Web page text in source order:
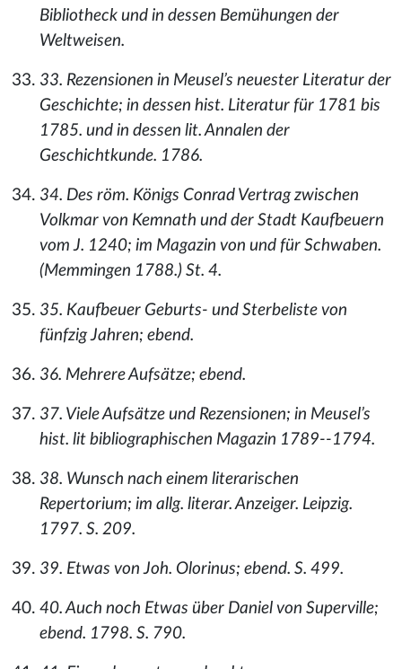
Bibliotheck und in dessen Bemühungen der
Weltweisen.
33. Rezensionen in Meusel’s neuester Literatur der
Geschichte; in dessen hist. Literatur für 1781 bis
1785. und in dessen lit. Annalen der
Geschichtkunde. 1786.
34. Des röm. Königs Conrad Vertrag zwischen
Volkmar von Kemnath und der Stadt Kaufbeuern
vom J. 1240; im Magazin von und für Schwaben.
(Memmingen 1788.) St. 4.
35. Kaufbeuer Geburts- und Sterbeliste von
fünfzig Jahren; ebend.
36. Mehrere Aufsätze; ebend.
37. Viele Aufsätze und Rezensionen; in Meusel’s
hist. lit bibliographischen Magazin 1789--1794.
38. Wunsch nach einem literarischen
Repertorium; im allg. literar. Anzeiger. Leipzig.
1797. S. 209.
39. Etwas von Joh. Olorinus; ebend. S. 499.
40. Auch noch Etwas über Daniel von Superville;
ebend. 1798. S. 790.